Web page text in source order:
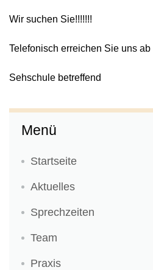
Wir suchen Sie!!!!!!!
Telefonisch erreichen Sie uns
Sehschule betreffend
Menü
Startseite
Aktuelles
Sprechzeiten
Team
Praxis